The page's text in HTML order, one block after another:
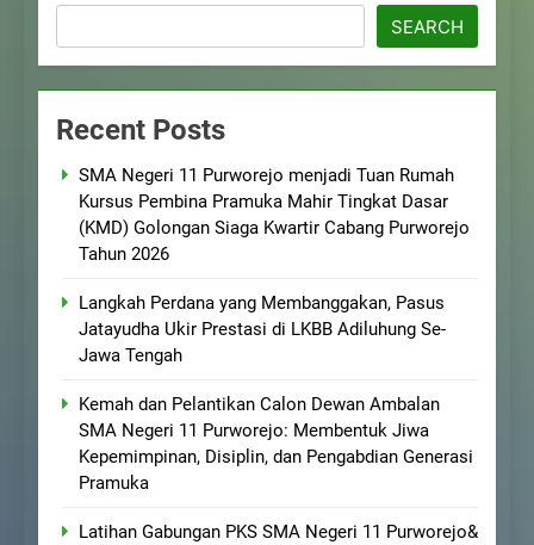
SEARCH
Recent Posts
SMA Negeri 11 Purworejo menjadi Tuan Rumah
Kursus Pembina Pramuka Mahir Tingkat Dasar
(KMD) Golongan Siaga Kwartir Cabang Purworejo
Tahun 2026
Langkah Perdana yang Membanggakan, Pasus
Jatayudha Ukir Prestasi di LKBB Adiluhung Se-
Jawa Tengah
Kemah dan Pelantikan Calon Dewan Ambalan
SMA Negeri 11 Purworejo: Membentuk Jiwa
Kepemimpinan, Disiplin, dan Pengabdian Generasi
Pramuka
Latihan Gabungan PKS SMA Negeri 11 Purworejo&